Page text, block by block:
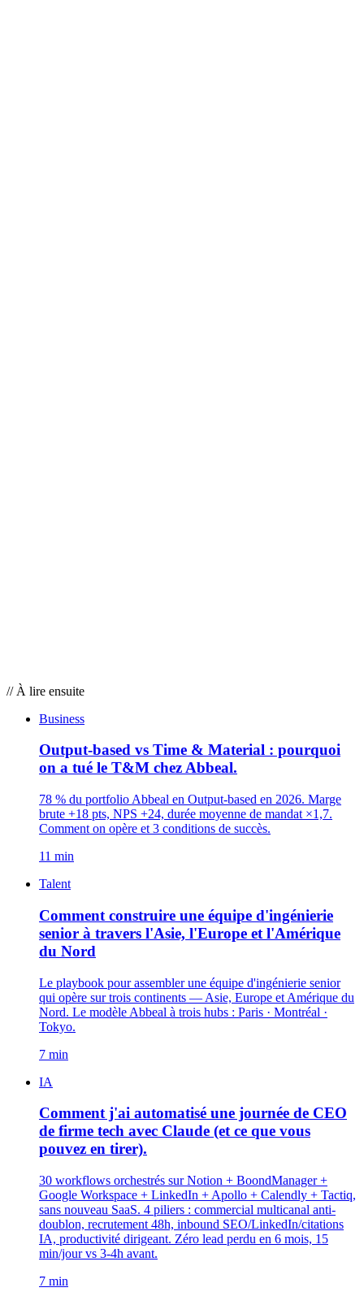
// À lire ensuite
Business
Output-based vs Time & Material : pourquoi
on a tué le T&M chez Abbeal.
78 % du portfolio Abbeal en Output-based en 2026. Marge
brute +18 pts, NPS +24, durée moyenne de mandat ×1,7.
Comment on opère et 3 conditions de succès.
11 min
Talent
Comment construire une équipe d'ingénierie
senior à travers l'Asie, l'Europe et l'Amérique
du Nord
Le playbook pour assembler une équipe d'ingénierie senior
qui opère sur trois continents — Asie, Europe et Amérique du
Nord. Le modèle Abbeal à trois hubs : Paris · Montréal ·
Tokyo.
7 min
IA
Comment j'ai automatisé une journée de CEO
de firme tech avec Claude (et ce que vous
pouvez en tirer).
30 workflows orchestrés sur Notion + BoondManager +
Google Workspace + LinkedIn + Apollo + Calendly + Tactiq,
sans nouveau SaaS. 4 piliers : commercial multicanal anti-
doublon, recrutement 48h, inbound SEO/LinkedIn/citations
IA, productivité dirigeant. Zéro lead perdu en 6 mois, 15
min/jour vs 3-4h avant.
7 min